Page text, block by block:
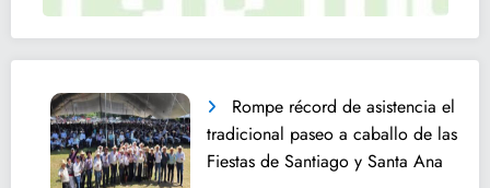
Rompe récord de asistencia el
tradicional paseo a caballo de las
Fiestas de Santiago y Santa Ana